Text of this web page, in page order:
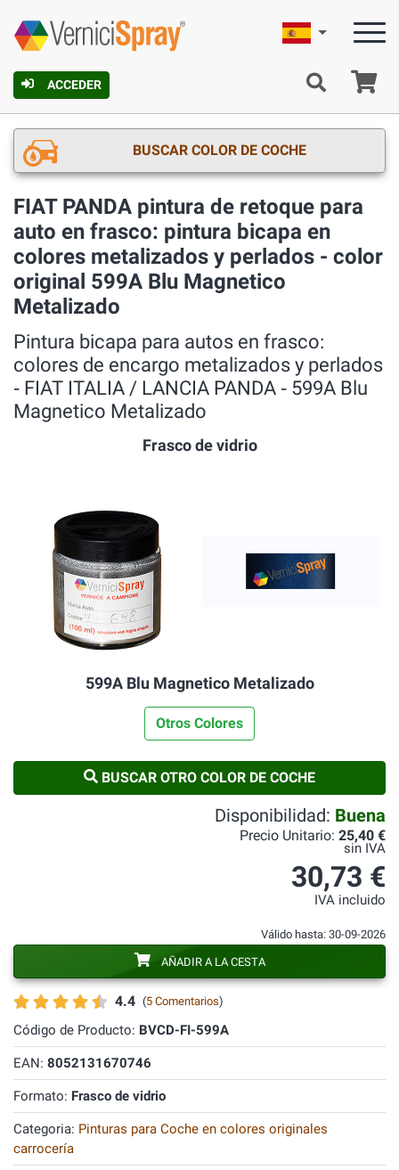
ACCEDER
Español
BUSCAR COLOR DE COCHE
FIAT PANDA pintura de retoque para
auto en frasco: pintura bicapa en
colores metalizados y perlados - color
original 599A Blu Magnetico
Metalizado
Pintura bicapa para autos en frasco:
colores de encargo metalizados y perlados
‐ FIAT ITALIA / LANCIA PANDA ‐ 599A Blu
Magnetico Metalizado
Frasco de vidrio
599A Blu Magnetico Metalizado
Otros Colores
BUSCAR OTRO COLOR DE COCHE
4.4 (5 Comentarios)
Código de Producto: BVCD-FI-599A
EAN: 8052131670746
Formato: Frasco de vidrio
Categoria: Pinturas para Coche en colores originales
carrocería
Disponibilidad: Buena
Precio Unitario: 25,40 €
sin IVA
30,73 €
IVA incluido
Válido hasta: 30-09-2026
AÑADIR A LA CESTA